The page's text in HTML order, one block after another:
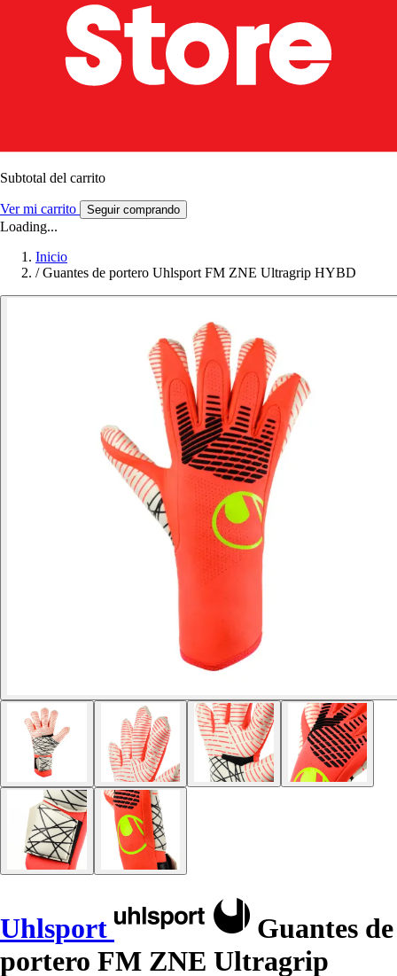
Subtotal del carrito
Ver mi carrito Seguir comprando
Loading...
Inicio
/ Guantes de portero Uhlsport FM ZNE Ultragrip HYBD
Uhlsport
Guantes de
portero FM ZNE Ultragrip